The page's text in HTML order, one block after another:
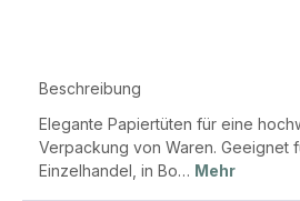
Beschreibung
Elegante Papiertüten für eine
Verpackung von Waren. Geeignet
Einzelhandel, in Bo… Mehr